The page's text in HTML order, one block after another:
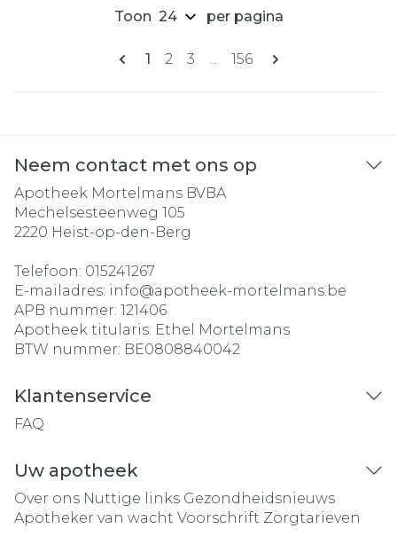
Pagina's
U lees momenteel pagina
1 Pagina
2 Pagina
3 ... Pagina
156
Toon per pagina
Neem contact met ons op
Apotheek Mortelmans BVBA
Mechelsesteenweg 105
2220 Heist-op-den-Berg
Telefoon: 015241267
E-mailadres: info@apotheek-mortelmans.be
APB nummer: 121406
Apotheek titularis: Ethel Mortelmans
BTW nummer: BE0808840042
Klantenservice
FAQ
Uw apotheek
Over ons Nuttige links Gezondheidsnieuws
Apotheker van wacht Voorschrift Zorgtarieven